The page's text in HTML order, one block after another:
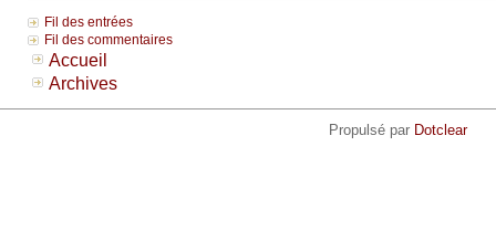
Fil des entrées
Fil des commentaires
Accueil
Archives
Propulsé par Dotclear